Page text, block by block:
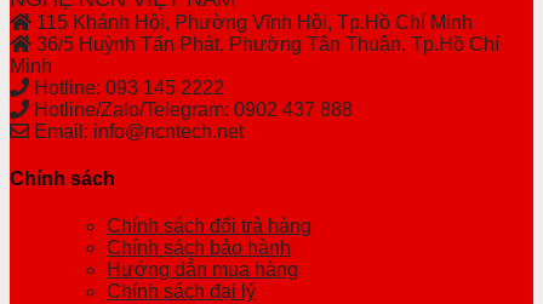
115 Khánh Hội, Phường Vĩnh Hội, Tp.Hồ Chí Minh
36/5 Huỳnh Tấn Phát, Phường Tân Thuận, Tp.Hồ Chí
Minh
Hotline: 093 145 2222
Hotline/Zalo/Telegram: 0902 437 888
Email: info@ncntech.net
Chính sách
Chính sách đổi trả hàng
Chính sách bảo hành
Hướng dẫn mua hàng
Chính sách đại lý